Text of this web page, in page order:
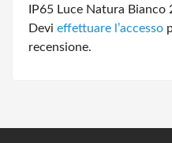
IP65 Luce Natura Bianco
Devi effettuare l’accesso
recensione.